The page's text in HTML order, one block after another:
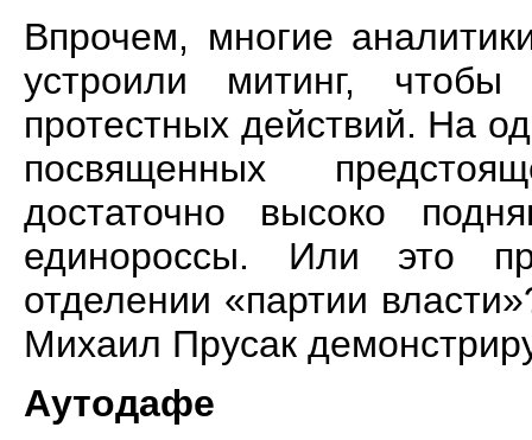
Впрочем, многие
устроили митинг,
протестных действий. На
посвященных
достаточно высоко
единороссы. Или это
отделении «партии
Михаил Прусак
Аутодафе